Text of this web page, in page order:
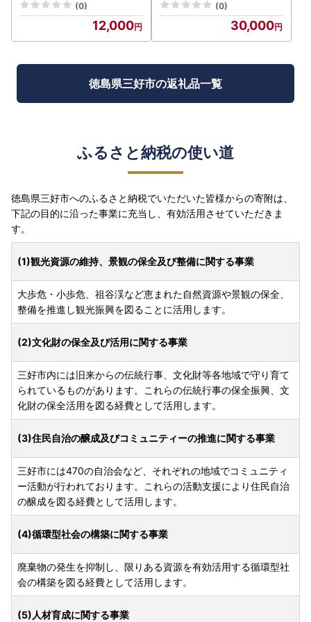
(0)
12,000
(0)
30,000
徳島県三好市の返礼品一覧
ふるさと納税の使い道
徳島県三好市へのふるさと納税でいただいた皆様からの寄附は、
下記の目的に沿った事業に充当し、有効活用させていただきま
す。
(1)観光資源の維持、景観の保全及び整備に関する事業
大歩危・小歩危、祖谷渓など恵まれた自然資源や景観の保全、
整備を推進し観光振興を図ることに活用します。
(2)文化財の保全及び活用に関する事業
三好市内には旧来からの伝統行事、文化財等各地域で守り育て
られているものがあります。これらの伝統行事の保全振興、文
化財の保全活用を図る経費として活用します。
(3)住民自治の醸成及びコミュニティーの推進に関する事業
三好市には470の自治会など、それぞれの地域でコミュニティ
ー活動が行われております。これらの活動支援により住民自治
の醸成を図る経費として活用します。
(4)循環型社会の構築に関する事業
廃棄物の発生を抑制し、限りある資源を有効活用する循環型社
会の構築を図る経費として活用します。
(5)人材育成に関する事業